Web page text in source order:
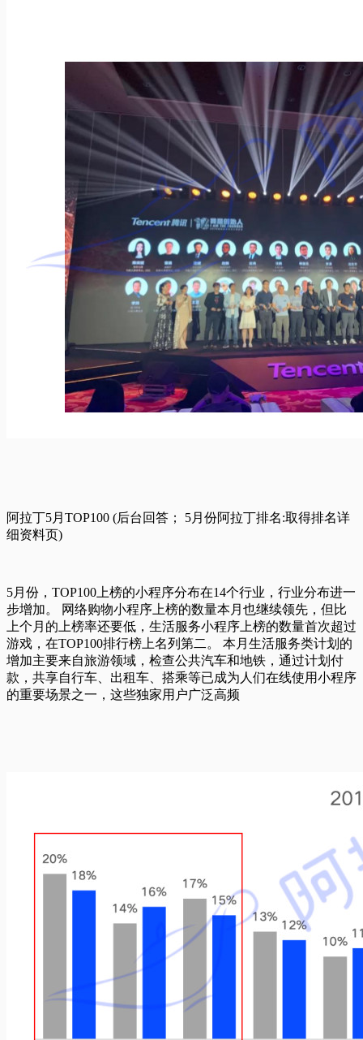
阿拉丁5月TOP100 (后台回答； 5月份阿拉丁排名:取得排名详
细资料页)
5月份，TOP100上榜的小程序分布在14个行业，行业分布进一
步增加。 网络购物小程序上榜的数量本月也继续领先，但比
上个月的上榜率还要低，生活服务小程序上榜的数量首次超过
游戏，在TOP100排行榜上名列第二。 本月生活服务类计划的
增加主要来自旅游领域，检查公共汽车和地铁，通过计划付
款，共享自行车、出租车、搭乘等已成为人们在线使用小程序
的重要场景之一，这些独家用户广泛高频